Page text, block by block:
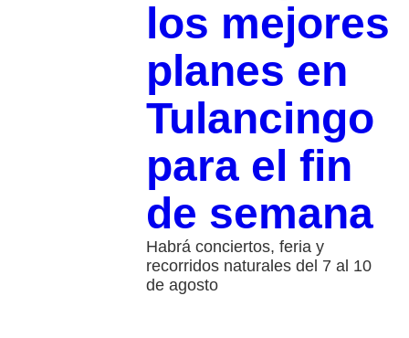
los mejores
planes en
Tulancingo
para el fin
de semana
Habrá conciertos, feria y
recorridos naturales del 7 al 10
de agosto